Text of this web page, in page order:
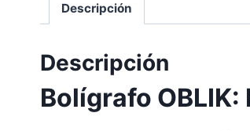
Descripción
Descripción
Bolígrafo